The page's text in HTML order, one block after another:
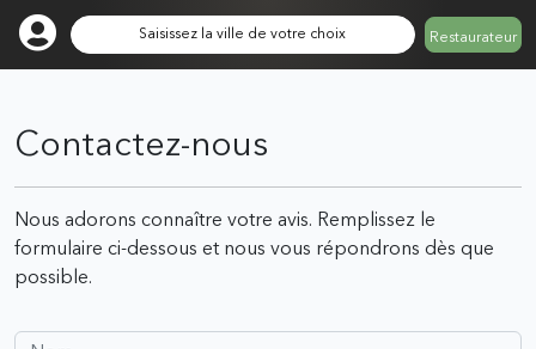
Saisissez la ville de votre choix Restaurateur
Contactez-nous
Nous adorons connaître votre avis. Remplissez le
formulaire ci-dessous et nous vous répondrons dès que
possible.